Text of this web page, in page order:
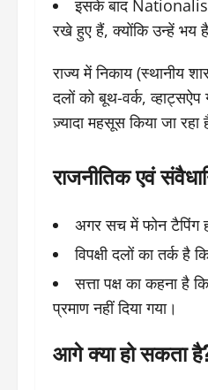
इसके बाद Nationalist
रखे हुए हैं, क्योंकि उन्हें भय
राज्य में निकाय (स्थानीय
दलों को बूथ-वर्क,
ज़्यादा महसूस किया जा रहा
राजनीतिक एवं
अगर सच में फोन टैपिंग
विपक्षी दलों का तर्क
सत्ता पक्ष का कहना है
प्रमाण नहीं दिया गया।
आगे क्या हो सकता